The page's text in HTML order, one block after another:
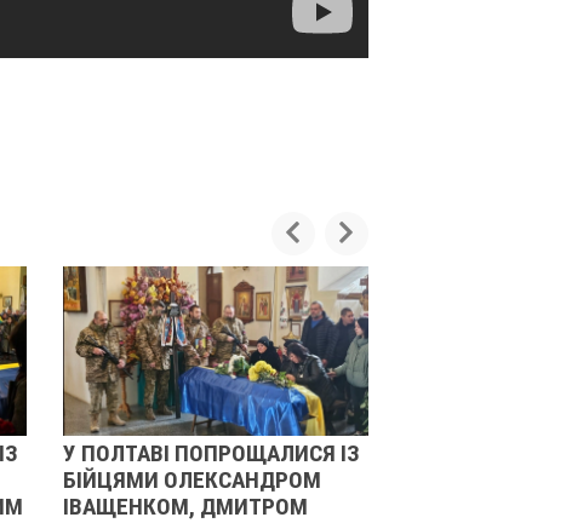
ІЗ
ДМИТРОМ
РЕВОЛЮЦІЯ ГІДНОСТІ 2013
ОЧИМА УЧАСНИЦІ
21 листопада 2025